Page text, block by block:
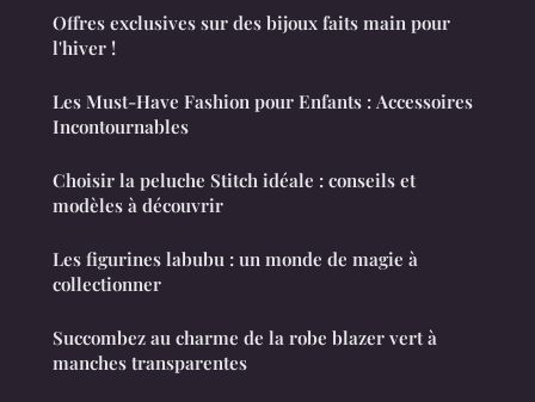
Offres exclusives sur des bijoux faits main pour
l'hiver !
Les Must-Have Fashion pour Enfants : Accessoires
Incontournables
Choisir la peluche Stitch idéale : conseils et
modèles à découvrir
Les figurines labubu : un monde de magie à
collectionner
Succombez au charme de la robe blazer vert à
manches transparentes